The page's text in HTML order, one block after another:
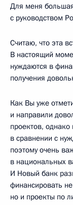
Для меня
с руководством
Считаю, что эта
В настоящий
нуждаются в
получения
Как Вы уже
и направили
проектов, однако
в сравнении с
поэтому очень
в национальных
И Новый банк
финансировать
но и проекты по